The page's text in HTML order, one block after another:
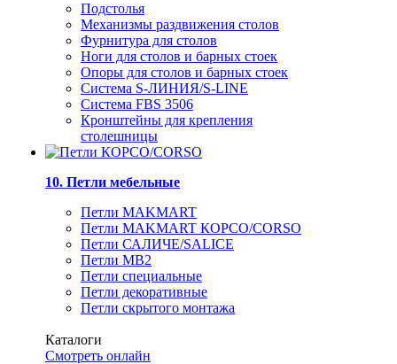
Подстолья
Механизмы раздвижения столов
Фурнитура для столов
Ноги для столов и барных стоек
Опоры для столов и барных стоек
Система S-ЛИНИЯ/S-LINE
Система FBS 3506
Кронштейны для крепления
столешницы
10. Петли мебельные
Петли MAKMART
Петли MAKMART КОРСО/CORSO
Петли САЛИЧЕ/SALICE
Петли MB2
Петли специальные
Петли декоративные
Петли скрытого монтажа
Каталоги
Смотреть онлайн